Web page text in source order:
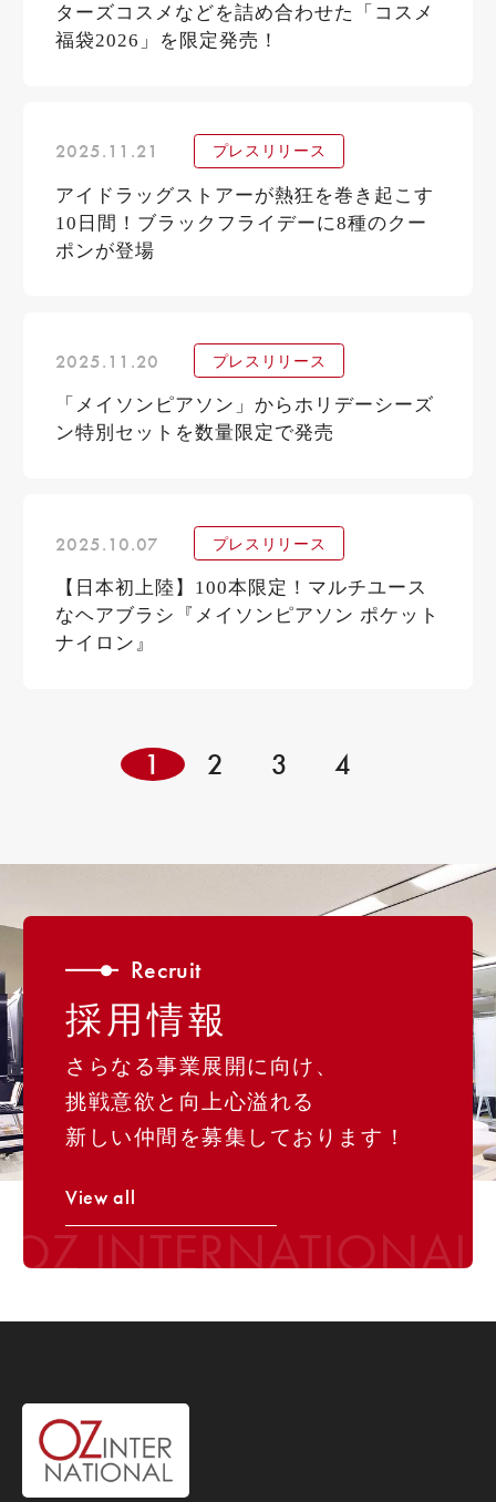
ターズコスメなどを詰め合わせた「コスメ
福袋2026」を限定発売！
2025.11.21 プレスリリース
アイドラッグストアーが熱狂を巻き起こす
10日間！ブラックフライデーに8種のクー
ポンが登場
2025.11.20 プレスリリース
「メイソンピアソン」からホリデーシーズ
ン特別セットを数量限定で発売
2025.10.07 プレスリリース
【日本初上陸】100本限定！マルチユース
なヘアブラシ『メイソンピアソン ポケット
ナイロン』
1 2 3 4
Recruit
採用情報
さらなる事業展開に向け、
挑戦意欲と向上心溢れる
新しい仲間を募集しております！
View all
OZ INTERNATIONAL